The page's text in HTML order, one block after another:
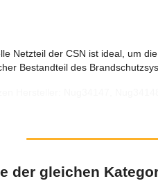
Netzteil der CSN ist ideal, um
Bestandteil des
der gleichen